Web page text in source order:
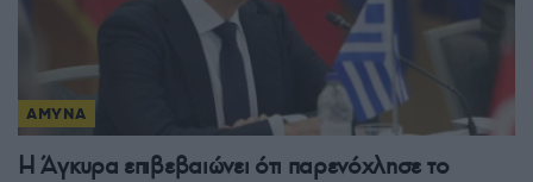
ΑΜΥΝΑ
Η Άγκυρα επιβεβαιώνει ότι παρενόχλησε το